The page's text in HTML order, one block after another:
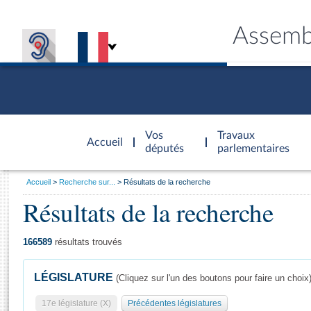
Accueil
d'accueil
Vos
députés
Travaux
parlementaires
Général
Vous
Accueil Recherche sur... Résultats de la recherche
Résultats de la recherche
166589 résultats trouvés
LÉGISLATURE (Cliquez sur l'un des boutons pour faire un choix)
17e législature (X) Précédentes législatures